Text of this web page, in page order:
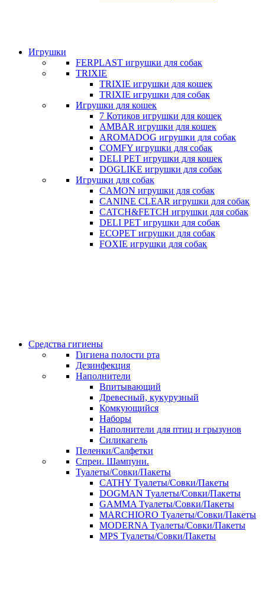
Игрушки
FERPLAST игрушки для собак
TRIXIE
TRIXIE игрушки для кошек
TRIXIE игрушки для собак
Игрушки для кошек
7 Котиков игрушки для кошек
AMBAR игрушки для кошек
AROMADOG игрушки для собак
COMFY игрушки для собак
DELI PET игрушки для кошек
DOGLIKE игрушки для собак
Игрушки для собак
CAMON игрушки для собак
CANINE CLEAR игрушки для собак
CATCH&FETCH игрушки для собак
DELI PET игрушки для собак
ECOPET игрушки для собак
FOXIE игрушки для собак
Средства гигиены
Гигиена полости рта
Дезинфекция
Наполнители
Впитывающий
Древесный, кукурузный
Комкующийся
Наборы
Наполнители для птиц и грызунов
Силикагель
Пеленки/Салфетки
Спреи. Шампуни.
Туалеты/Совки/Пакеты
CATHY Туалеты/Совки/Пакеты
DOGMAN Туалеты/Совки/Пакеты
GAMMA Туалеты/Совки/Пакеты
MARCHIORO Туалеты/Совки/Пакеты
MODERNA Туалеты/Совки/Пакеты
MPS Туалеты/Совки/Пакеты